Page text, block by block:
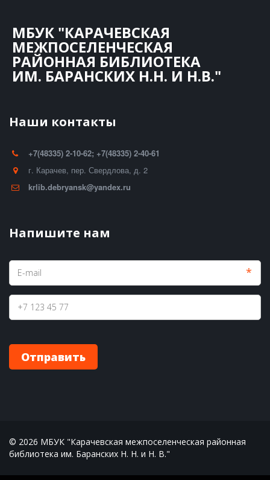
МБУК "КАРАЧЕВСКАЯ
МЕЖПОСЕЛЕНЧЕСКАЯ
РАЙОННАЯ БИБЛИОТЕКА
ИМ. БАРАНСКИХ Н.Н. И Н.В."
Наши контакты
+7(48335) 2-10-62; +7(48335) 2-40-61
г. Карачев, пер. Свердлова, д. 2
krlib.debryansk@yandex.ru
Напишите нам
*
Отправить
© 2026 МБУК "Карачевская межпоселенческая районная
библиотека им. Баранских Н. Н. и Н. В."